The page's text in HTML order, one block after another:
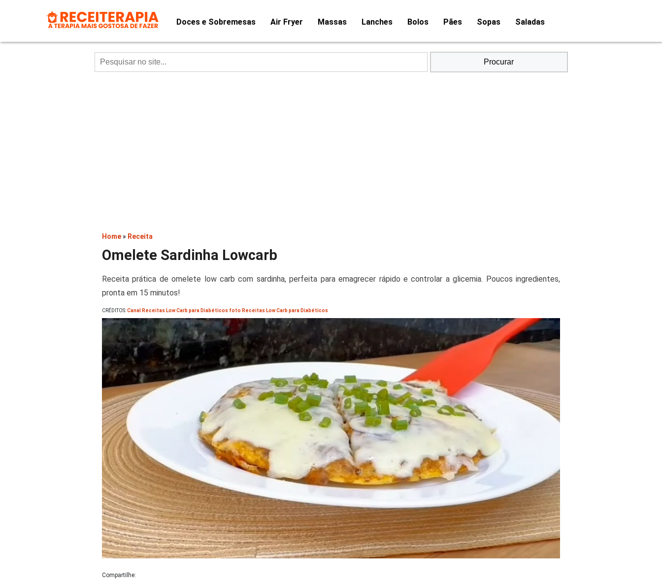
Doces e Sobremesas Air Fryer Massas Lanches Bolos Pães Sopas Saladas
Procurar
Home » Receita
Omelete Sardinha Lowcarb
Receita prática de omelete low carb com sardinha, perfeita para emagrecer rápido e controlar a glicemia. Poucos ingredientes,
pronta em 15 minutos!
CRÉDITOS:Canal Receitas Low Carb para Diabéticos foto Receitas Low Carb para Diabéticos
Compartilhe: